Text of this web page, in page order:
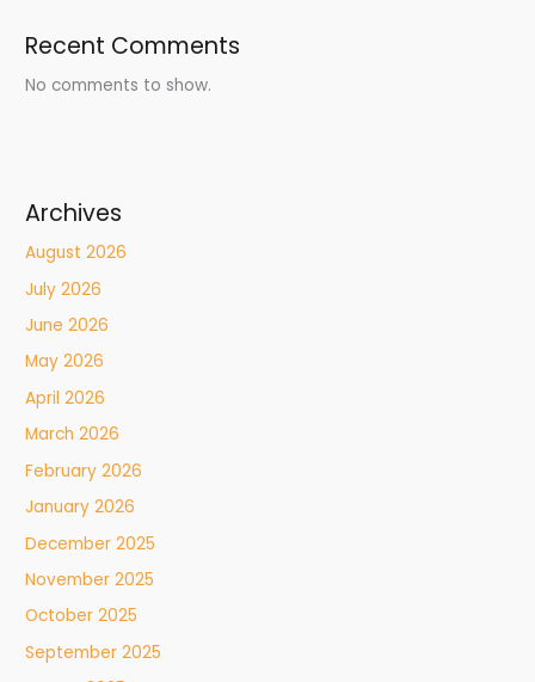
Recent Comments
No comments to show.
Archives
August 2026
July 2026
June 2026
May 2026
April 2026
March 2026
February 2026
January 2026
December 2025
November 2025
October 2025
September 2025